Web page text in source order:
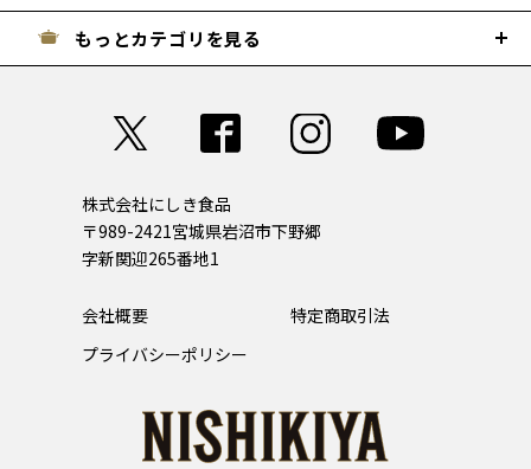
もっとカテゴリを見る
株式会社にしき食品
〒989-2421宮城県岩沼市下野郷
字新関迎265番地1
会社概要
特定商取引法
プライバシーポリシー